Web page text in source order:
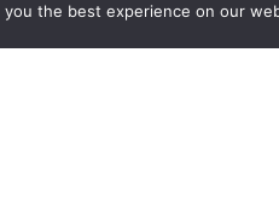
the best experience on our